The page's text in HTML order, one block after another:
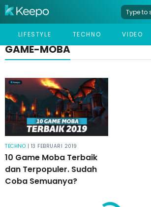
LIFESTYLE TECHNO VIDEO
GAME-MOBA
TECHNO | 13 FEBRUARI 2019
10 Game Moba Terbaik
dan Terpopuler. Sudah
Coba Semuanya?